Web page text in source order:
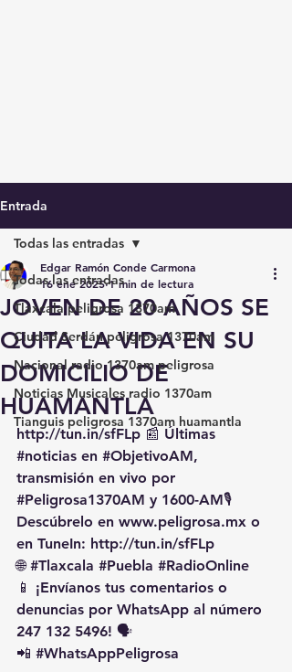
Entrada
Todas las entradas
Tlaxcala peligrosa 1370am
Ciudad Serdán peligrosa 1370am
Nacional radio 1370am peligrosa
Noticias Musicales radio 1370am
Tianguis peligrosa 1370am huamantla
Todas las entradas
JOVEN DE 20 AÑOS SE
QUITA LA VIDA EN SU
DOMICILIO DE
HUAMANTLA
Edgar Ramón Conde Carmona
16 ene 2025 1 min de lectura
http://tun.in/sfFLp 📰 Últimas
#noticias en #ObjetivoAM,
transmisión en vivo por
#Peligrosa1370AM y 1600-AM🎙️
Descúbrelo en www.peligrosa.mx o
en TuneIn: http://tun.in/sfFLp
🌐 #Tlaxcala #Puebla #RadioOnline
📱 ¡Envíanos tus comentarios o
denuncias por WhatsApp al número
247 132 5496! 🗣️
📲 #WhatsAppPeligrosa